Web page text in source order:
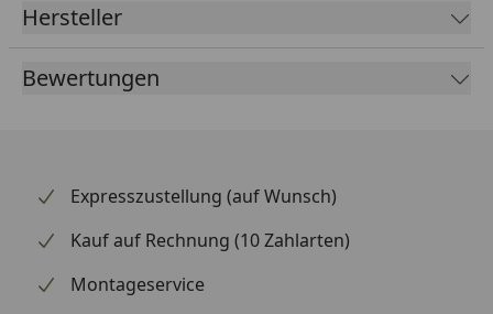
Hersteller
Bewertungen
Expresszustellung (auf Wunsch)
Kauf auf Rechnung (10 Zahlarten)
Montageservice